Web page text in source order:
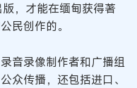
，才能在缅甸获得著
民创作的。
音录像制作者和广播组
众传播，还包括进口、